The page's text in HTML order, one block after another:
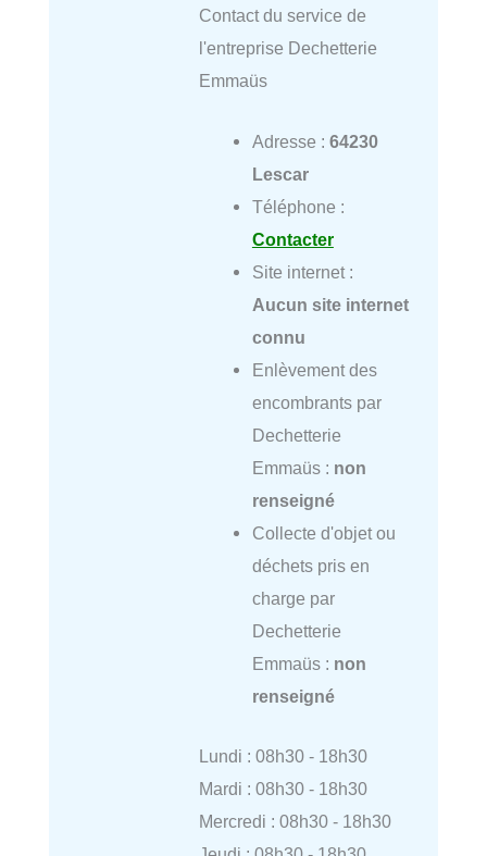
Contact du service de
l'entreprise Dechetterie
Emmaüs
Adresse : 64230
Lescar
Téléphone :
Contacter
Site internet :
Aucun site internet
connu
Enlèvement des
encombrants par
Dechetterie
Emmaüs : non
renseigné
Collecte d'objet ou
déchets pris en
charge par
Dechetterie
Emmaüs : non
renseigné
Lundi : 08h30 - 18h30
Mardi : 08h30 - 18h30
Mercredi : 08h30 - 18h30